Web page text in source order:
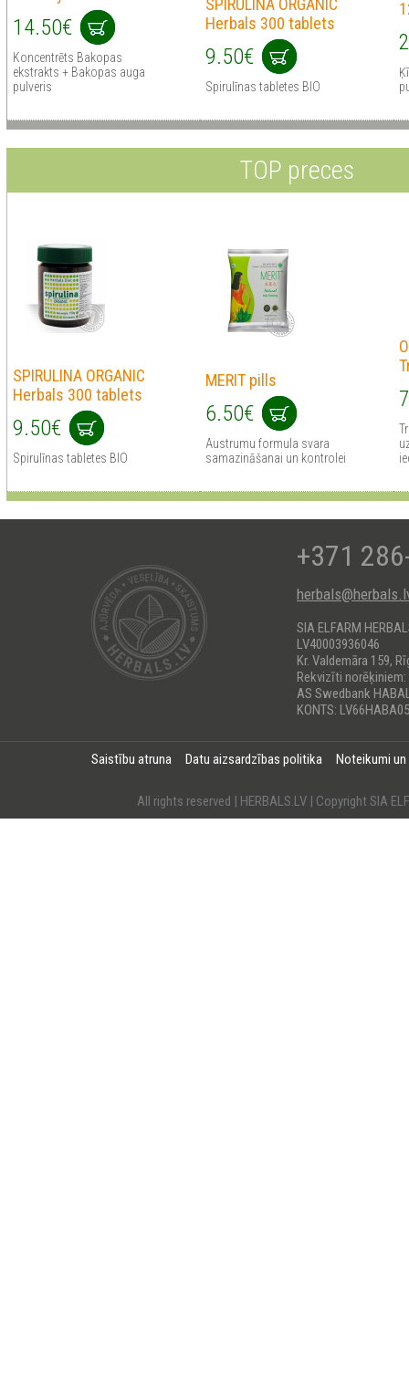
14.50€
Koncentrēts Bakopas
ekstrakts + Bakopas auga
pulveris
Herbals 300 tablets
9.50€
Spirulīnas tabletes BIO
TOP preces
SPIRULINA ORGANIC
Herbals 300 tablets
9.50€
Spirulīnas tabletes BIO
MERIT pills
6.50€
Austrumu formula svara
samazināšanai un kontrolei
+371
SIA ELFARM
LV40003936046
Kr. Valdemāra 159,
Rekvizīti norēķiniem:
AS Swedbank
KONTS:
Saistību atruna Datu aizsardzības politika Noteikumi
All rights reserved | HERBALS.LV | Copyright SIA